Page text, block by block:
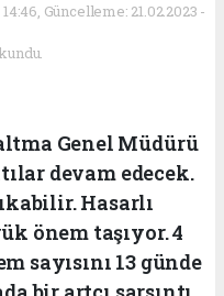
Güncelleme: 21.02.2023 -
Genel Müdürü
devam edecek.
Hasarlı
önem taşıyor. 4
sayısını 13 günde